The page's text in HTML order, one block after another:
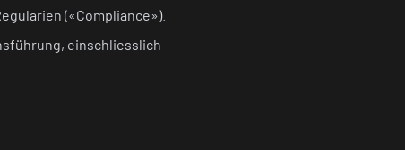
(«Compliance»).
einschliesslich